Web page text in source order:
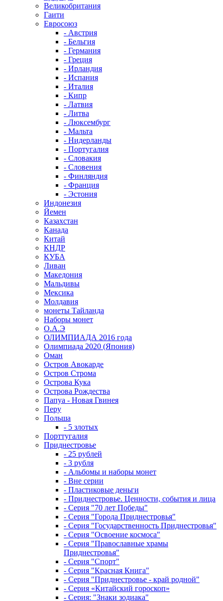
Великобритания
Гаити
Евросоюз
- Австрия
- Бельгия
- Германия
- Греция
- Ирландия
- Испания
- Италия
- Кипр
- Латвия
- Литва
- Люксембург
- Мальта
- Нидерланды
- Португалия
- Словакия
- Словения
- Финляндия
- Франция
- Эстония
Индонезия
Йемен
Казахстан
Канада
Китай
КНДР
КУБА
Ливан
Македония
Мальдивы
Мексика
Молдавия
монеты Тайланда
Наборы монет
О.А.Э
ОЛИМПИАДА 2016 года
Олимпиада 2020 (Япония)
Оман
Остров Авокарде
Остров Строма
Острова Кука
Острова Рождества
Папуа - Новая Гвинея
Перу
Польша
- 5 злотых
Порттугалия
Приднестровье
- 25 рублей
- 3 рубля
- Альбомы и наборы монет
- Вне серии
- Пластиковые деньги
- Приднестровье. Ценности, события и лица
- Серия "70 лет Победы"
- Серия "Города Приднестровья"
- Серия "Государственность Приднестровья"
- Серия "Освоение космоса"
- Серия "Православные храмы
Приднестровья"
- Серия "Спорт"
- Серия "Красная Книга"
- Серия "Приднестровье - край родной"
- Серия «Китайский гороскоп»
- Серия: "Знаки зодиака"